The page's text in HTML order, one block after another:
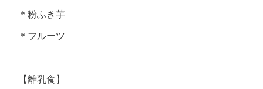
＊粉ふき芋
＊フルーツ
【離乳食】